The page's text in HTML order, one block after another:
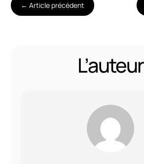
←Article précédent
L’auteur